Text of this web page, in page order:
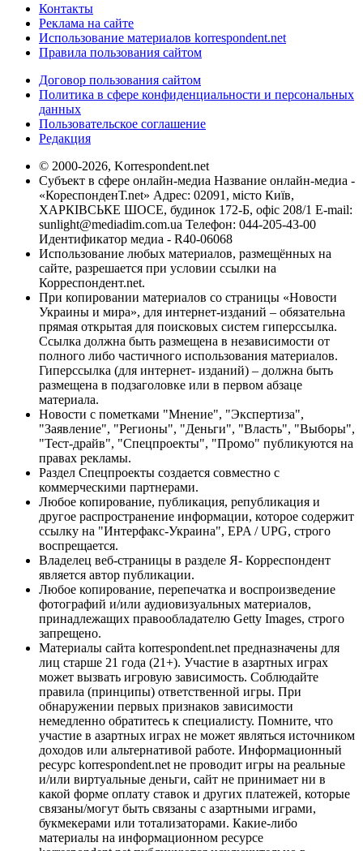
Контакты
Реклама на сайте
Использование материалов korrespondent.net
Правила пользования сайтом
Договор пользования сайтом
Политика в сфере конфиденциальности и персональных
данных
Пользовательское соглашение
Редакция
© 2000-2026, Korrespondent.net
Субъект в сфере онлайн-медиа Название онлайн-медиа -
«КореспонденТ.net» Адрес: 02091, місто Київ,
ХАРКІВСЬКЕ ШОСЕ, будинок 172-Б, офіс 208/1 E-mail:
sunlight@mediadim.com.ua Телефон: 044-205-43-00
Идентификатор медиа - R40-06068
Использование любых материалов, размещённых на
сайте, разрешается при условии ссылки на
Корреспондент.net.
При копировании материалов со страницы «Новости
Украины и мира», для интернет-изданий – обязательна
прямая открытая для поисковых систем гиперссылка.
Ссылка должна быть размещена в независимости от
полного либо частичного использования материалов.
Гиперссылка (для интернет- изданий) – должна быть
размещена в подзаголовке или в первом абзаце
материала.
Новости с пометками "Мнение", "Экспертиза",
"Заявление", "Регионы", "Деньги", "Власть", "Выборы",
"Тест-драйв", "Спецпроекты", "Промо" публикуются на
правах рекламы.
Раздел Спецпроекты создается совместно с
коммерческими партнерами.
Любое копирование, публикация, републикация и
другое распространение информации, которое содержит
ссылку на "Интерфакс-Украина", EPA / UPG, строго
воспрещается.
Владелец веб-страницы в разделе Я- Корреспондент
является автор публикации.
Любое копирование, перепечатка и воспроизведение
фотографий и/или аудиовизуальных материалов,
принадлежащих правообладателю Getty Images, строго
запрещено.
Материалы сайта korrespondent.net предназначены для
лиц старше 21 года (21+). Участие в азартных играх
может вызвать игровую зависимость. Соблюдайте
правила (принципы) ответственной игры. При
обнаружении первых признаков зависимости
немедленно обратитесь к специалисту. Помните, что
участие в азартных играх не может являться источником
доходов или альтернативой работе. Информационный
ресурс korrespondent.net не проводит игры на реальные
и/или виртуальные деньги, сайт не принимает ни в
какой форме оплату ставок и других платежей, которые
связаны/могут быть связаны с азартными играми,
букмекерами или тотализаторами. Какие-либо
материалы на информационном ресурсе